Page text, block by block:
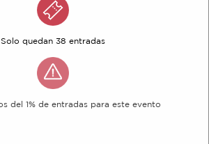
Solo quedan 38 entradas
del 1% de entradas para este evento